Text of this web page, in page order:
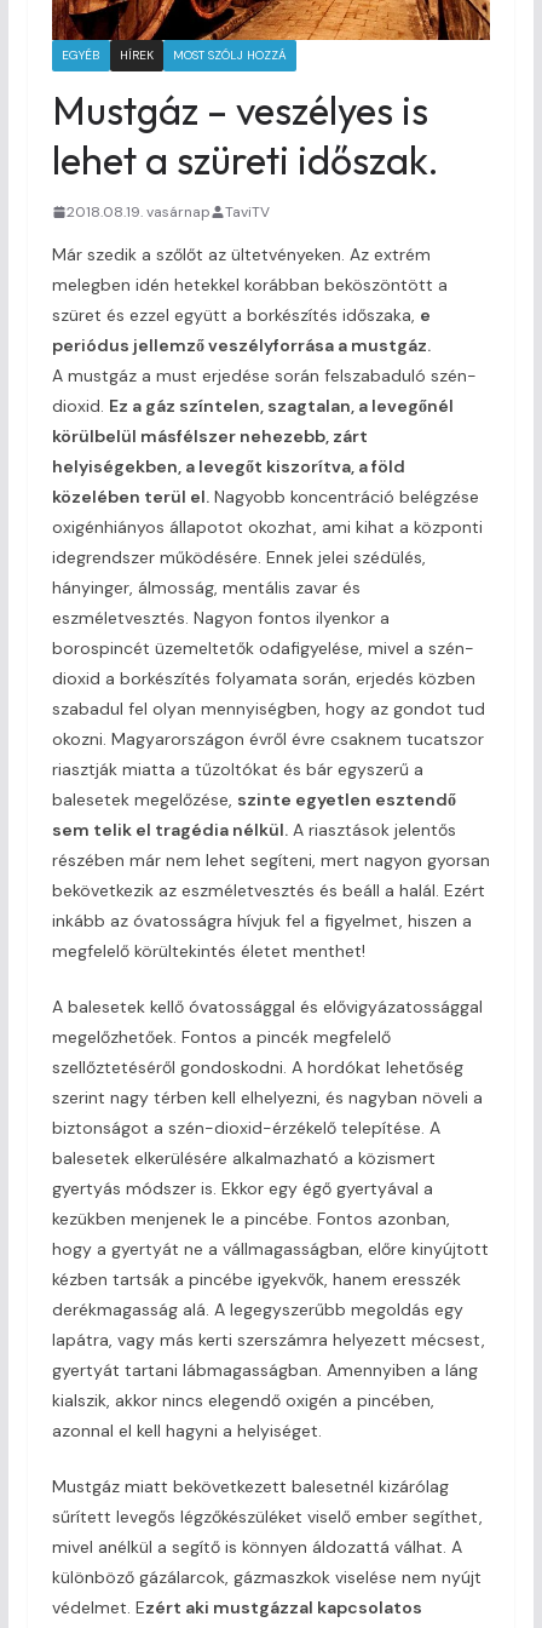
EGYÉB HÍREK MOST SZÓLJ HOZZÁ
Mustgáz – veszélyes is
lehet a szüreti időszak.
2018.08.19. vasárnap TaviTV
Már szedik a szőlőt az ültetvényeken. Az extrém
melegben idén hetekkel korábban beköszöntött a
szüret és ezzel együtt a borkészítés időszaka, e
periódus jellemző veszélyforrása a mustgáz.
A mustgáz a must erjedése során felszabaduló szén-
dioxid. Ez a gáz színtelen, szagtalan, a levegőnél
körülbelül másfélszer nehezebb, zárt
helyiségekben, a levegőt kiszorítva, a föld
közelében terül el.Nagyobb koncentráció belégzése
oxigénhiányos állapotot okozhat, ami kihat a központi
idegrendszer működésére. Ennek jelei szédülés,
hányinger, álmosság, mentális zavar és
eszméletvesztés. Nagyon fontos ilyenkor a
borospincét üzemeltetők odafigyelése, mivel a szén-
dioxid a borkészítés folyamata során, erjedés közben
szabadul fel olyan mennyiségben, hogy az gondot tud
okozni. Magyarországon évről évre csaknem tucatszor
riasztják miatta a tűzoltókat és bár egyszerű a
balesetek megelőzése, szinte egyetlen esztendő
sem telik el tragédia nélkül.A riasztások jelentős
részében már nem lehet segíteni, mert nagyon gyorsan
bekövetkezik az eszméletvesztés és beáll a halál. Ezért
inkább az óvatosságra hívjuk fel a figyelmet, hiszen a
megfelelő körültekintés életet menthet!
A balesetek kellő óvatossággal és elővigyázatossággal
megelőzhetőek. Fontos a pincék megfelelő
szellőztetéséről gondoskodni. A hordókat lehetőség
szerint nagy térben kell elhelyezni, és nagyban növeli a
biztonságot a szén-dioxid-érzékelő telepítése. A
balesetek elkerülésére alkalmazható a közismert
gyertyás módszer is. Ekkor egy égő gyertyával a
kezükben menjenek le a pincébe. Fontos azonban,
hogy a gyertyát ne a vállmagasságban, előre kinyújtott
kézben tartsák a pincébe igyekvők, hanem eresszék
derékmagasság alá. A legegyszerűbb megoldás egy
lapátra, vagy más kerti szerszámra helyezett mécsest,
gyertyát tartani lábmagasságban. Amennyiben a láng
kialszik, akkor nincs elegendő oxigén a pincében,
azonnal el kell hagyni a helyiséget.
Mustgáz miatt bekövetkezett balesetnél kizárólag
sűrített levegős légzőkészüléket viselő ember segíthet,
mivel anélkül a segítő is könnyen áldozattá válhat. A
különböző gázálarcok, gázmaszkok viselése nem nyújt
védelmet. Ezért aki mustgázzal kapcsolatos